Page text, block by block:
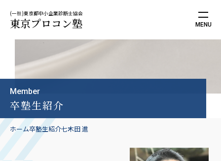
(一社)東京都中小企業診断士協会
東京プロコン塾
Member
卒塾生紹介
ホーム卒塾生紹介七木田 進